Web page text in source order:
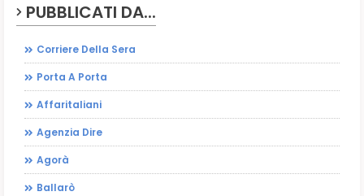
PUBBLICATI DA...
Corriere Della Sera
Porta A Porta
Affaritaliani
Agenzia Dire
Agorà
Ballarò